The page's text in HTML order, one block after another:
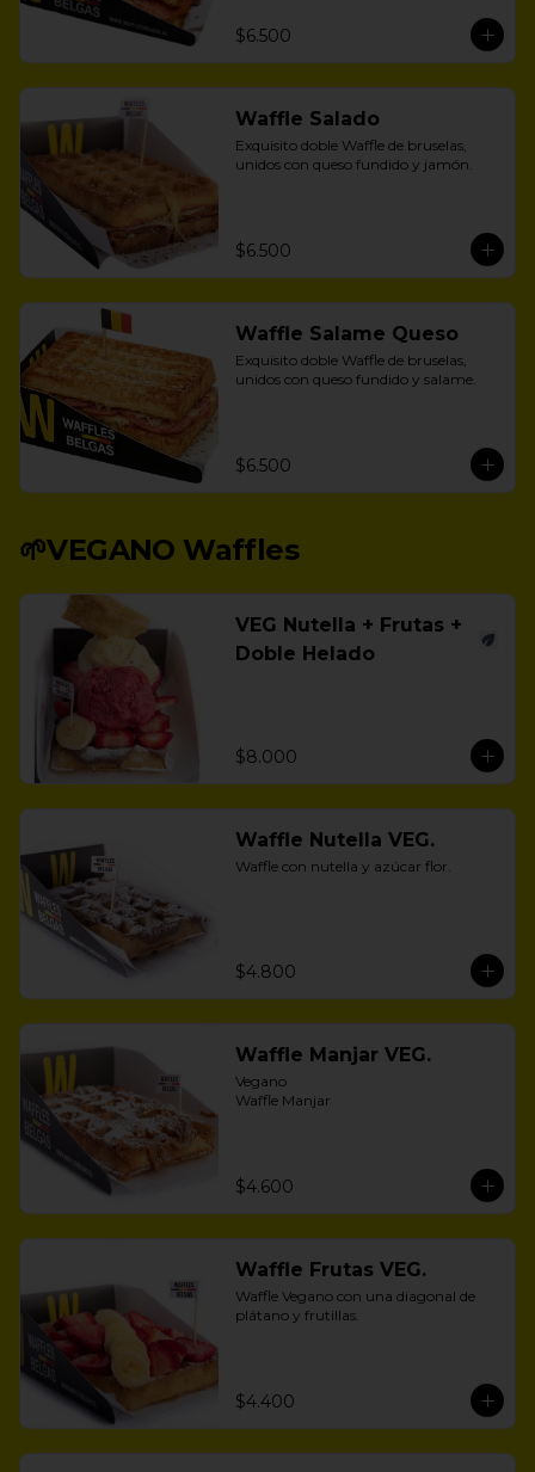
$6.500
Waffle Salado
Exquisito doble Waffle de bruselas,
unidos con queso fundido y jamón.
$6.500
Waffle Salame Queso
Exquisito doble Waffle de bruselas,
unidos con queso fundido y salame.
$6.500
🌱VEGANO Waffles
VEG Nutella + Frutas +
Doble Helado
$8.000
Waffle Nutella VEG.
Waffle con nutella y azúcar flor.
$4.800
Waffle Manjar VEG.
Vegano
Waffle Manjar
$4.600
Waffle Frutas VEG.
Waffle Vegano con una diagonal de
plátano y frutillas.
$4.400